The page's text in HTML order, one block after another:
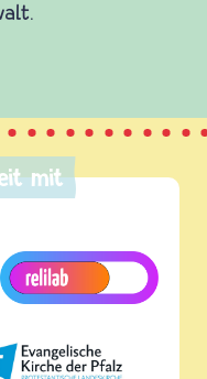
mit